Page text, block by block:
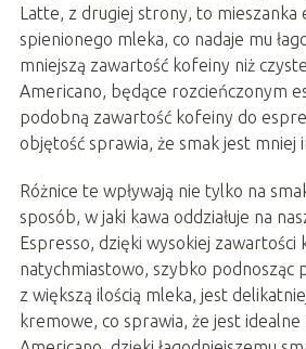
Latte, z drugiej strony, to mieszanka
spienionego mleka, co nadaje mu
mniejszą zawartość kofeiny niż
Americano, będące rozcieńczonym
podobną zawartość kofeiny do
objętość sprawia, że smak jest mniej
Różnice te wpływają nie tylko na
sposób, w jaki kawa oddziałuje na
Espresso, dzięki wysokiej zawartości
natychmiastowo, szybko podnosząc
z większą ilością mleka, jest
kremowe, co sprawia, że jest